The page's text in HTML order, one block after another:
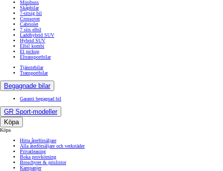
Minibuss
Skåpbilar
7-sitsig bil
Crossover
Cabriolet
7 sits elbil
Laddhybrid SUV
Hybrid SUV
Elbil kombi
El pickup
Eltransportbilar
Tjänstebilar
Transportbilar
Begagnade bilar
Garanti begagnad bil
GR Sport-modeller
Köpa
Köpa
Hitta återförsäljare
Alla återförsäljare och verkstäder
Privatleasing
Boka provkörning
Broschyrer & prislistor
Kampanjer